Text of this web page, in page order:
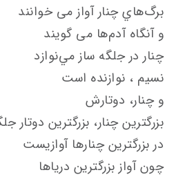
برگ‌هاي چنار آواز می خوانند
و آنگاه آدم‌ها می گويند
چنار در جلگه ساز مي‌نوازد
نسيم ، نوازنده است
و چنار، دوتارش
بزرگترين چنار، بزرگترين دوتار
در بزرگترين چنارها آوازيست
چون آواز بزرگترين درياها